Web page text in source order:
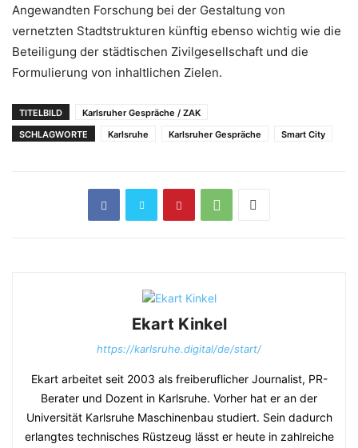
Angewandten Forschung bei der Gestaltung von
vernetzten Stadtstrukturen künftig ebenso wichtig wie die
Beteiligung der städtischen Zivilgesellschaft und die
Formulierung von inhaltlichen Zielen.
TITELBILD
Karlsruher Gespräche / ZAK
SCHLAGWORTE
Karlsruhe Karlsruher Gespräche Smart City
Ekart Kinkel
https://karlsruhe.digital/de/start/
Ekart arbeitet seit 2003 als freiberuflicher Journalist, PR-
Berater und Dozent in Karlsruhe. Vorher hat er an der
Universität Karlsruhe Maschinenbau studiert. Sein dadurch
erlangtes technisches Rüstzeug lässt er heute in zahlreiche